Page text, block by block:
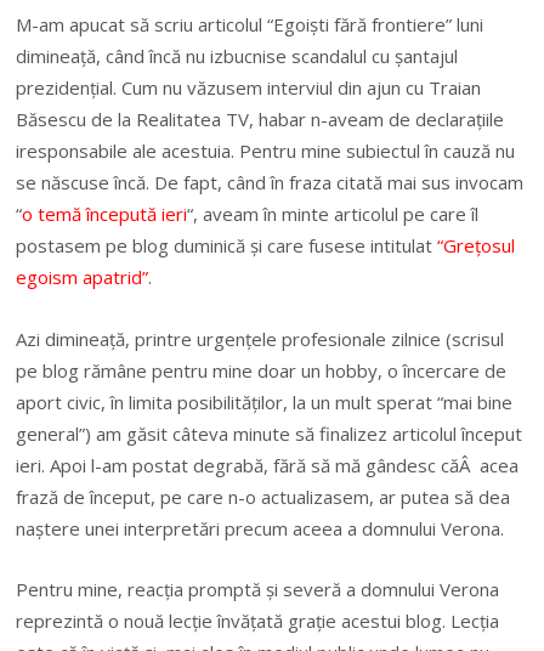
M-am apucat să scriu articolul “Egoiști fără frontiere” luni
dimineață, când încă nu izbucnise scandalul cu șantajul
prezidențial. Cum nu văzusem interviul din ajun cu Traian
Băsescu de la Realitatea TV, habar n-aveam de declarațiile
iresponsabile ale acestuia. Pentru mine subiectul în cauză nu
se născuse încă. De fapt, când în fraza citată mai sus invocam
“o temă începută ieri“, aveam în minte articolul pe care îl
postasem pe blog duminică și care fusese intitulat“Grețosul
egoism apatrid”.
Azi dimineață, printre urgențele profesionale zilnice (scrisul
pe blog rămâne pentru mine doar un hobby, o încercare de
aport civic, în limita posibilităților, la un mult sperat “mai bine
general”) am găsit câteva minute să finalizez articolul început
ieri. Apoi l-am postat degrabă, fără să mă gândesc căÂacea
frază de început, pe care n-o actualizasem, ar putea să dea
naștere unei interpretări precum aceea a domnului Verona.
Pentru mine, reacția promptă și severă a domnului Verona
reprezintă o nouă lecție învățată grație acestui blog. Lecția